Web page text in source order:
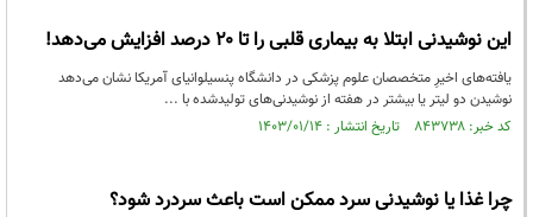
این نوشیدنی ابتلا به بیماری قلبی را تا ۲۰ درصد افزایش می‌دهد!
یافته‌های اخیرِ متخصصان علوم پزشکی در دانشگاه پنسیلوانیای آمریکا نشان می‌دهد
نوشیدن دو لیتر یا بیشتر در هفته از نوشیدنی‌های تولیدشده با ...
کد خبر: ۸۴۳۷۳۸ تاریخ انتشار : ۱۴۰۳/۰۱/۱۴
چرا غذا یا نوشیدنی سرد ممکن است باعث سردرد شود؟